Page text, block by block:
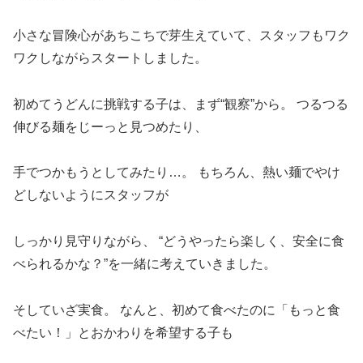
小さな冒険心があちこちで芽生えていて、スタッフもワク
ワクしながらスタートしました。
初めてうどんに挑戦する子は、まず“観察”から。 つるつる
伸びる麺をじーっと見つめたり、
手でつかもうとしてみたり…。 もちろん、熱い麺でやけ
どしないようにスタッフが
しっかり見守りながら、 “どうやったら楽しく、安全に食
べられるかな？”を一緒に考えていきました。
そしていざ実食。 なんと、初めて食べたのに「もっと食
べたい！」とおかわりを希望する子も